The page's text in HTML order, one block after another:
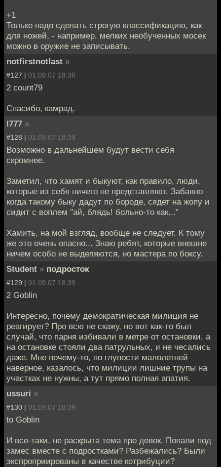
+1
Только надо сделать строгую классификацию, как
для ножей, - например, мелких необученных мосек
можно в оружие не записывать.
notfirstnotlast »
#127 | 01.09.07 18:38
2 count79
Спасибо, камрад.
l777 »
#128 | 01.09.07 18:39
Возможно в дальнейшем будут вести себя
скромнее.
Заметил, что хамят и быкуют, как правило, люди,
которые из себя ничего не представляют. Забавно
когда такому быку дадут по бороде, сядет на жопу и
сидит с воплем "ай, блядь! больно-то как..."
Хамить, на мой взгляд, вообще не следует. К тому
же это очень опасно... Знаю ребят, которые внешне
ничем особо не выделяются, но мастера по боксу.
Student » подросток
#129 | 01.09.07 18:39
2 Goblin
Интересно, почему демократическая милиция не
реагирует? Про всю не скажу, но вот как-то был
случай, что парня избивали в метре от остановки, а
на остановке стояли два патрульных, и не чесались
даже. Мне почему-то, по глупости малолетней
наверное, казалось, что милиции лишние трупы на
участках не нужны, а тут прямо полная апатия.
ussuri »
#130 | 01.09.07 18:39
to Goblin
И все-таки, не раскрыта тема про девок. Попали под
замес вместе с подростками? Разбежались? Были
экспроприированы в качестве котрибуции?